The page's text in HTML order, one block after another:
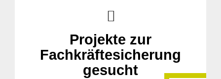
Projekte zur
Fachkräftesicherung
gesucht